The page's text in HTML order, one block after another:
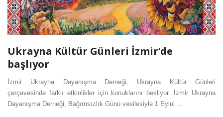
Ukrayna Kültür Günleri İzmir’de
başlıyor
İzmir Ukrayna Dayanışma Derneği, Ukrayna Kültür Günleri
çerçevesinde farklı etkinlikler için konuklarını bekliyor. İzmir Ukrayna
Dayanışma Derneği, Bağımsızlık Günü vesilesiyle 1 Eylül ...